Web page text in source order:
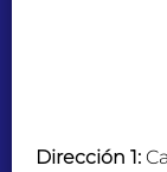
Dirección 1: